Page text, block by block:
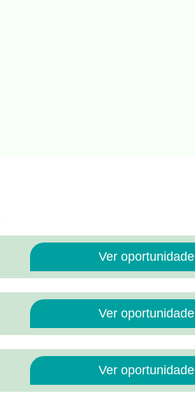
Ver oportunidade
Ver oportunidade
Ver oportunidade